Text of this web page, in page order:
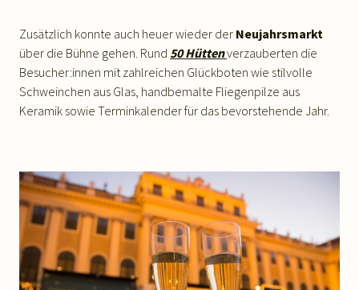
Zusätzlich konnte auch heuer wieder der Neujahrsmarkt
über die Bühne gehen. Rund 50 Hüttenverzauberten die
Besucher:innen mit zahlreichen Glückboten wie stilvolle
Schweinchen aus Glas, handbemalte Fliegenpilze aus
Keramik sowie Terminkalender für das bevorstehende Jahr.